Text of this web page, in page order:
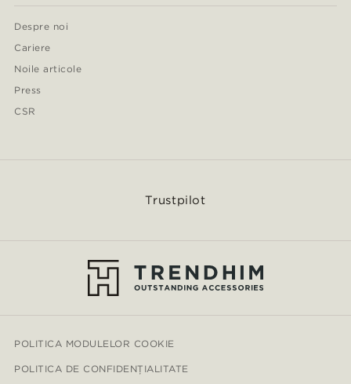
Despre noi
Cariere
Noile articole
Press
CSR
Trustpilot
POLITICA MODULELOR COOKIE
POLITICA DE CONFIDENȚIALITATE